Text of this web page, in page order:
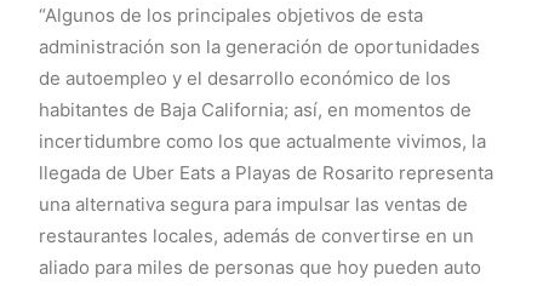
“Algunos de los principales objetivos de esta
administración son la generación de oportunidades
de autoempleo y el desarrollo económico de los
habitantes de Baja California; así, en momentos de
incertidumbre como los que actualmente vivimos, la
llegada de Uber Eats a Playas de Rosarito representa
una alternativa segura para impulsar las ventas de
restaurantes locales, además de convertirse en un
aliado para miles de personas que hoy pueden auto